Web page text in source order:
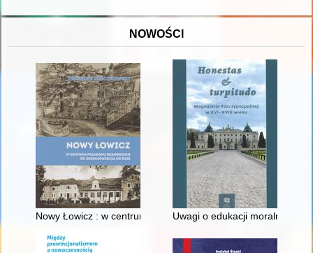
NOWOŚCI
Nowy Łowicz : w centrum poligonu drawskiego od
Uwagi o edukacji moralnej